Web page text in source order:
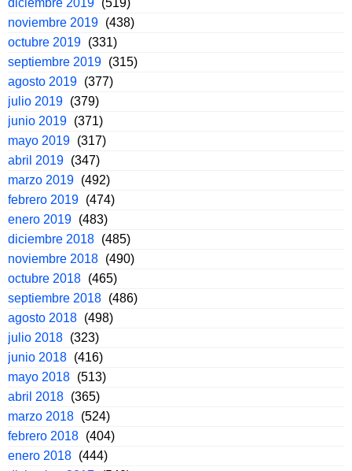
diciembre 2019 (519)
noviembre 2019 (438)
octubre 2019 (331)
septiembre 2019 (315)
agosto 2019 (377)
julio 2019 (379)
junio 2019 (371)
mayo 2019 (317)
abril 2019 (347)
marzo 2019 (492)
febrero 2019 (474)
enero 2019 (483)
diciembre 2018 (485)
noviembre 2018 (490)
octubre 2018 (465)
septiembre 2018 (486)
agosto 2018 (498)
julio 2018 (323)
junio 2018 (416)
mayo 2018 (513)
abril 2018 (365)
marzo 2018 (524)
febrero 2018 (404)
enero 2018 (444)